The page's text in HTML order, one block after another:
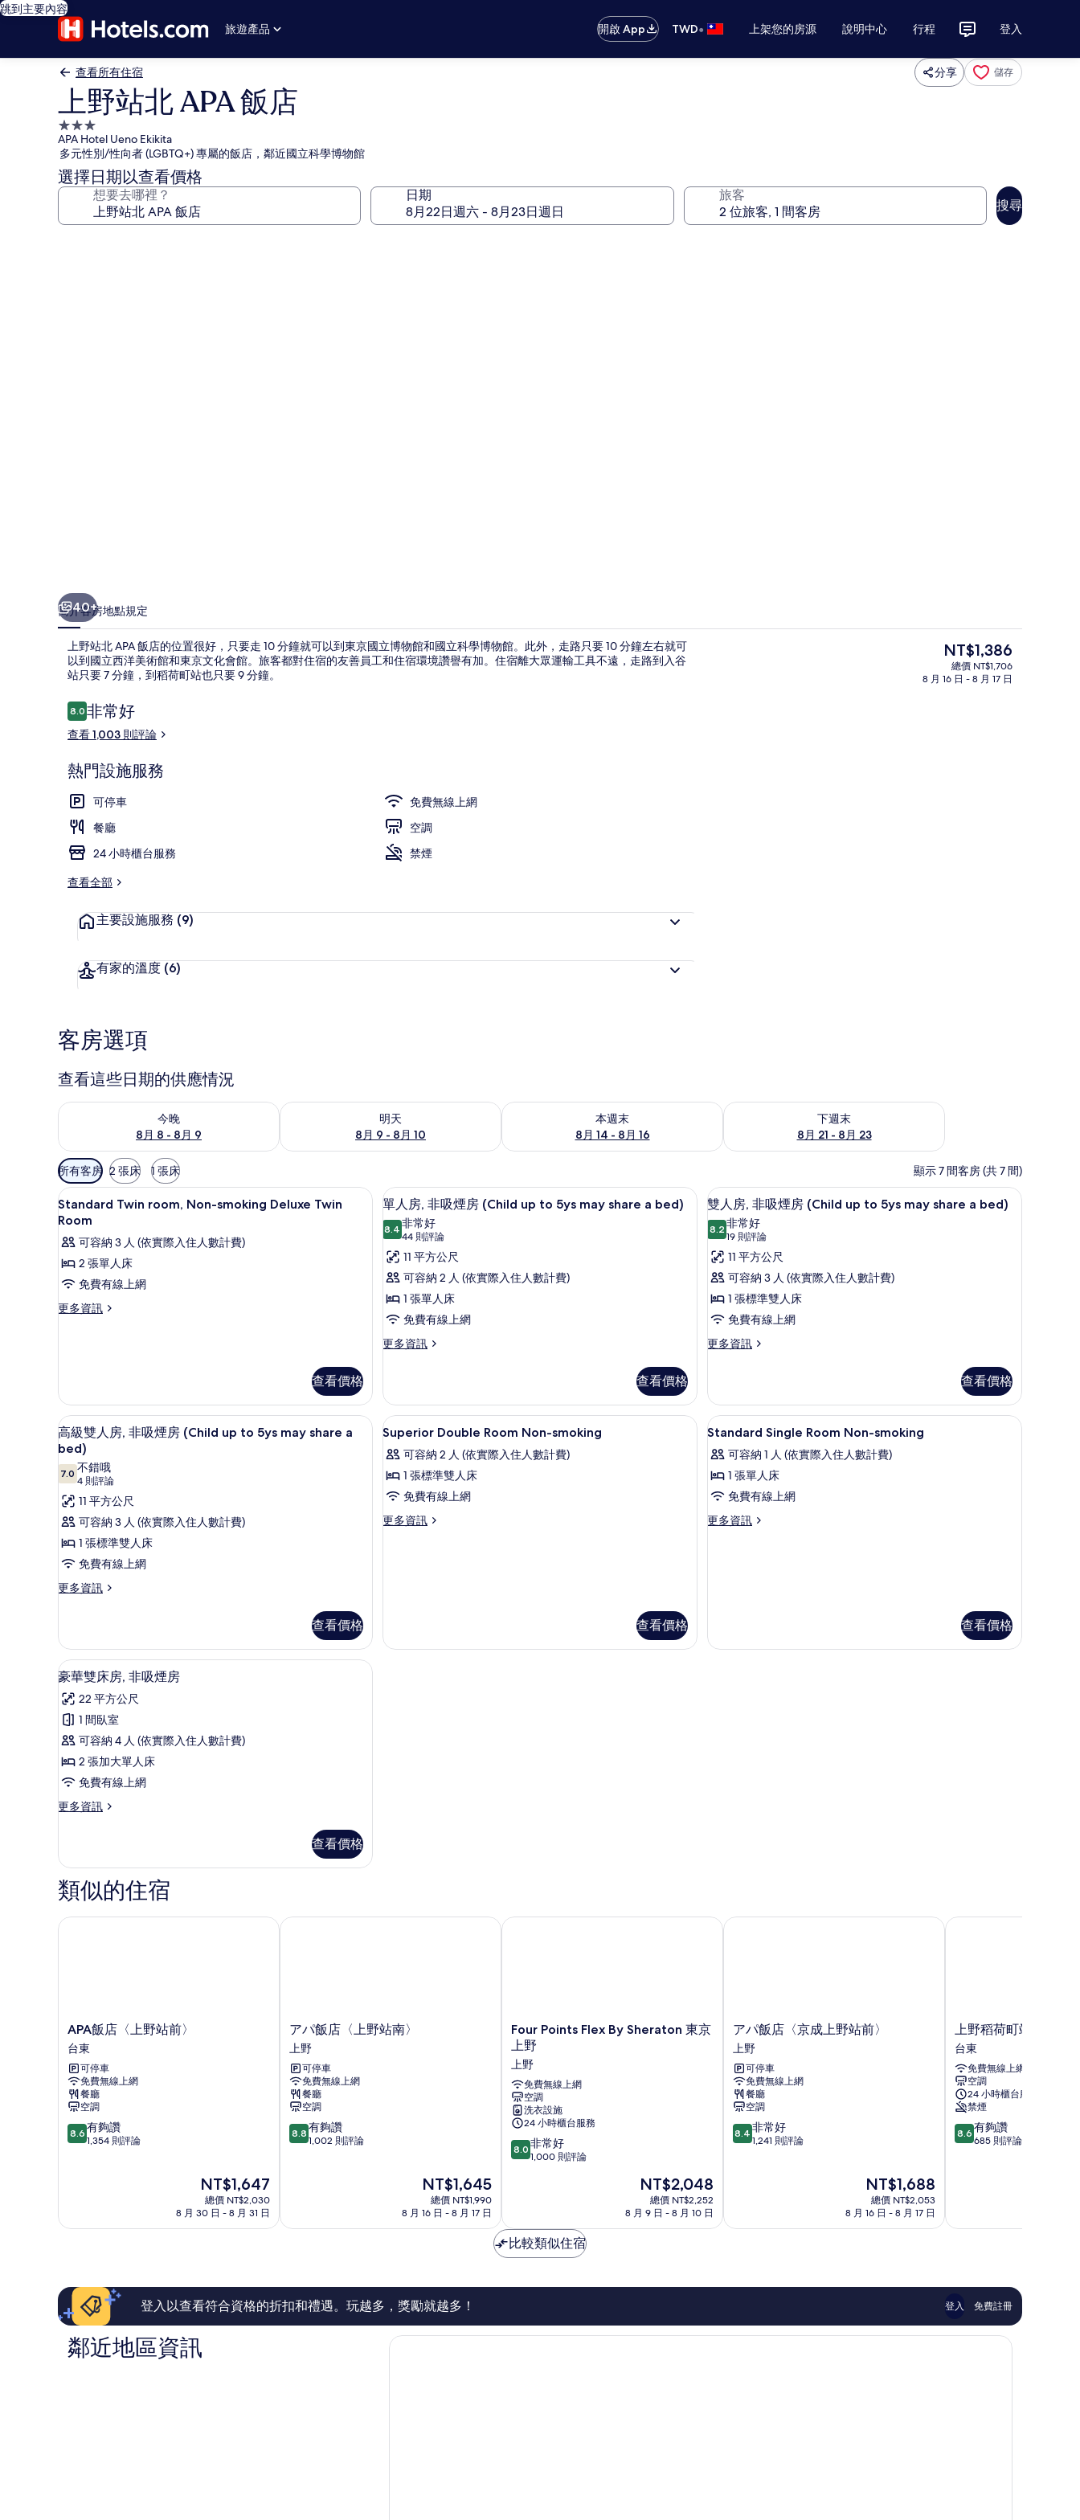
跳到主要內容
旅遊產品
開啟 App TWD• 上架您的房源 說明中心 行程 登入
查看所有住宿 分享 儲存
上野站北 APA 飯店
3.0
星
級
住
宿
APA Hotel Ueno Ekikita
多元性別/性向者 (LGBTQ+) 專屬的飯店，鄰近國立科學博物館
選擇日期以查看價格
想要去哪裡？ 日期 旅客
搜尋
豪華雙床房, 非吸煙房 | 1 間臥室、書桌、遮光布/窗簾、床單
40+
簡介客房地點規定
上野站北 APA 飯店的位置很好，只要走 10 分鐘就可以到東京國立博物館和國立科學博物館。此外，走路只要 10 分鐘左右就可
以到國立西洋美術館和東京文化會館。旅客都對住宿的友善員工和住宿環境讚譽有加。住宿離大眾運輸工具不遠，走路到入谷
站只要 7 分鐘，到稻荷町站也只要 9 分鐘。
評
論
8.08.0 分，滿分 10 分，
非常好
查看 1,003 則評論
熱門設施服務
可停車
免費無線上網
餐廳
空調
24 小時櫃台服務
禁煙
查看全部
主要設施服務 (9)
有家的溫度 (6)
目
前
的
NT$1,386
總價 NT$1,706
8 月 16 日 - 8 月 17 日
客房選項
查看這些日期的供應情況
今晚
8月 8 - 8月 9
查看今晚 (8月 8 - 8月 9) 的供應情況
明天
8月 9 - 8月 10
查看明天 (8月 9 - 8月 10) 的供應情況
本週末
8月 14 - 8月 16
查看本週末 (8月 14 - 8月 16) 的供應情況
下週末
8月 21 - 8月 23
查看下週末 (8月 21 - 8月 23) 的供應情況
可
用
的
客
房
選
條
件
所有客房 2 張床 1 張床 顯示 7 間客房 (共 7 間)
顯
示
Standard
Twin
room,
Non-
smoking
所
有
相
片
1 間臥室、書桌、遮光布/窗簾、床單
1
Standard Twin room, Non-smoking Deluxe Twin
Room
可容納 3 人 (依實際入住人數計費)
2 張單人床
免費有線上網
更多資訊
更
smoking
Deluxe
Twin
Room
的
詳
情
查看價格
顯
示
單
人
房,
非
吸
煙
up
to
5ys
may
share
a
bed)
的
單人房, 非吸煙房 (Child up to 5ys may share a bed) | 1 間臥室、書桌、遮光布/窗簾、床單
11
單人房, 非吸煙房 (Child up to 5ys may share a bed)
8.48.4 分，滿分 10 分
非常好
44 則評論
(44
則
評
論)
11 平方公尺
可容納 2 人 (依實際入住人數計費)
1 張單人床
免費有線上網
更多資訊
更
房,
非
吸
房
(Child
to
5ys
may
查看價格
顯
示
雙
人
房,
非
吸
煙
up
to
5ys
may
share
a
bed)
的
雙人房, 非吸煙房 (Child up to 5ys may share
11
雙人房, 非吸煙房 (Child up to 5ys may share a bed)
8.28.2 分，滿分 10 分
非常好
19 則評論
(19
則
評
論)
11 平方公尺
可容納 3 人 (依實際入住人數計費)
1 張標準雙人床
免費有線上網
更多資訊
更
房,
非
吸
房
(Child
to
5ys
may
查看價格
顯
示
高
級
雙
人
房,
非
吸
(Child
up
to
5ys
may
share
a
bed)
的
相
片
1 間臥室、書桌、遮光布/窗簾、床單
11
高級雙人房, 非吸煙房 (Child up to 5ys may share a
bed)
7.07.0 分，滿分 10 分
不錯哦
4 則評論
(4
則
評
論)
11 平方公尺
可容納 3 人 (依實際入住人數計費)
1 張標準雙人床
免費有線上網
更多資訊
更
雙
人
房,
吸
煙
房
(Child
up
to
5ys
may
的
詳
情
查看價格
顯
示
Superior
Double
Room
Non-
片
1 間臥室、書桌、遮光布/窗簾、床單
1
Superior Double Room Non-smoking
可容納 2 人 (依實際入住人數計費)
1 張標準雙人床
免費有線上網
更多資訊
更
情
查看價格
顯
示
Standard
Single
Room
Non-
片
1 間臥室、書桌、遮光布/窗簾、床單
1
Standard Single Room Non-smoking
可容納 1 人 (依實際入住人數計費)
1 張單人床
免費有線上網
更多資訊
更
情
查看價格
顯
示
豪
華
雙
床
非
煙
房
的
所
豪華雙床房, 非吸煙房 | 1 間臥室、書桌、遮光布/窗簾、床單
11
豪華雙床房, 非吸煙房
22 平方公尺
1 間臥室
可容納 4 人 (依實際入住人數計費)
2 張加大單人床
免費有線上網
更多資訊
更
雙
床
房,
非
吸
查看價格
類似的住宿
APA
飯
店
〈上
野
站
前〉
台
東
APA飯店〈上野站前〉
台東
可停車
免費無線上網
餐廳
空調
8.6
分，
夠
評
論
8.6 有夠讚
1,354 則評論
現
在
價
NT$1,647
總價 NT$2,030
8 月 30 日 - 8 月 31 日
APA飯店〈上野站前〉
ア
パ
飯
店
〈上
野
站
南〉
上
アパ飯店〈上野站南〉
上野
可停車
免費無線上網
餐廳
空調
8.8
分，
夠
評
論
8.8 有夠讚
1,002 則評論
現
在
價
NT$1,645
總價 NT$1,990
8 月 16 日 - 8 月 17 日
アパ飯店〈上野站南〉
Four
Points
Flex
By
Sheraton
東
京
上
野
上
Four Points Flex By Sheraton 東京
上野
上野
免費無線上網
空調
洗衣設施
24 小時櫃台服務
8.0
分，
非
常
好，
則
8.0 非常好
1,000 則評論
現
價
NT$2,048
總價 NT$2,252
8 月 9 日 - 8 月 10 日
Four Points Flex By Sheraton 東京上野
ア
パ
飯
店
〈京
成
上
野
站
アパ飯店〈京成上野站前〉
上野
可停車
免費無線上網
餐廳
空調
8.4
分，
常
評
8.4 非常好
1,241 則評論
現
在
價
NT$1,688
總價 NT$2,053
8 月 16 日 - 8 月 17 日
アパ飯店〈京成上野站前〉
上
野
稻
荷
町
站
北
APA
飯
上野稻荷町站北 APA
台東
免費無線上網
空調
24 小時櫃台服務
禁煙
8.6
分，
夠
評
論
8.6 有夠讚
685 則評論
上野稻荷町站北 APA
比較類似住宿
登入以查看符合資格的折扣和禮遇。玩越多，獎勵就越多！ 登入 免費註冊
鄰近地區資訊